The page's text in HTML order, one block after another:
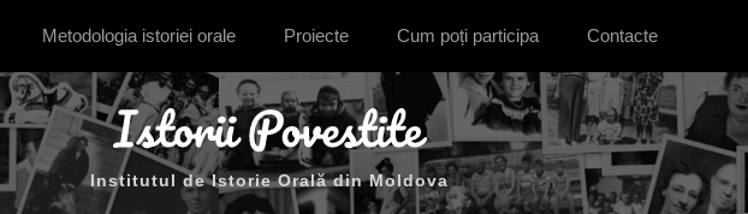
Metodologia istoriei orale Proiecte Cum poți participa Contacte
Institutul de Istorie Orală din Moldova